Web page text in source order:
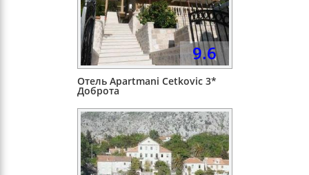
9.6
Отель Apartmani Cetkovic 3*
Доброта